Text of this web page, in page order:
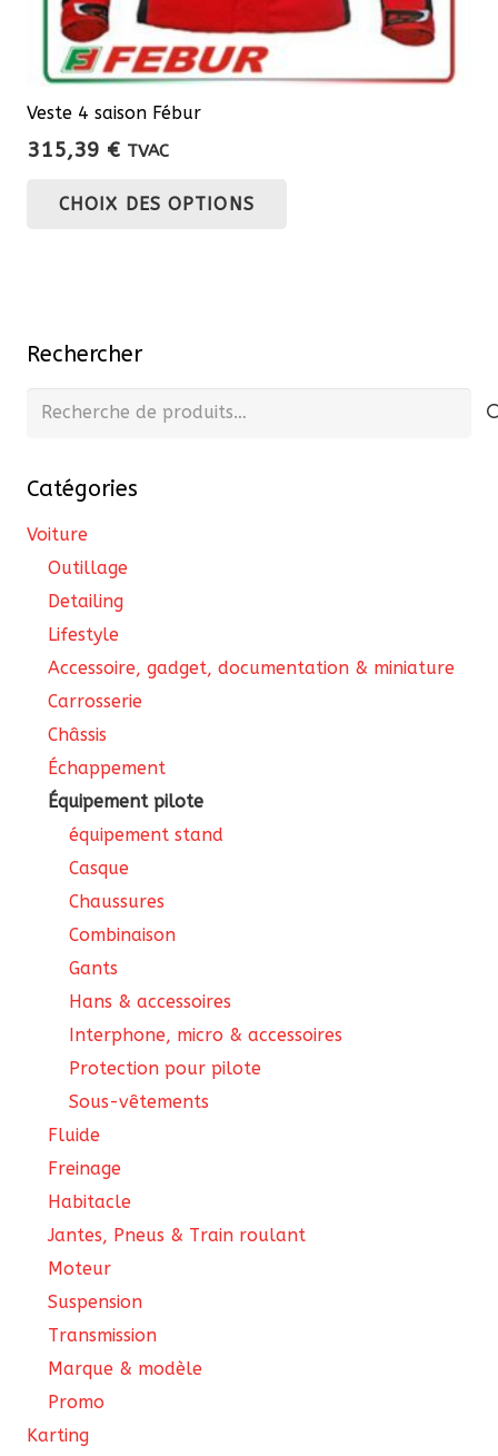
Veste 4 saison Fébur
315,39 € TVAC
CHOIX DES OPTIONS
Rechercher
Recherche
Catégories
Voiture
Outillage
Detailing
Lifestyle
Accessoire, gadget, documentation & miniature
Carrosserie
Châssis
Échappement
Équipement pilote
équipement stand
Casque
Chaussures
Combinaison
Gants
Hans & accessoires
Interphone, micro & accessoires
Protection pour pilote
Sous-vêtements
Fluide
Freinage
Habitacle
Jantes, Pneus & Train roulant
Moteur
Suspension
Transmission
Marque & modèle
Promo
Karting